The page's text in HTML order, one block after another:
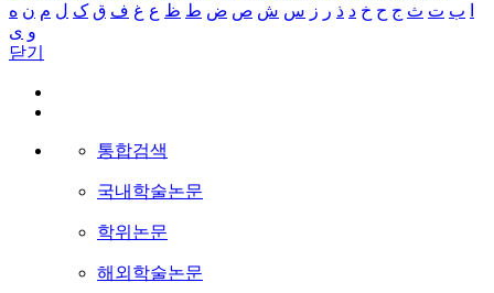
ب ت ث ج ح خ د ذ ر ز س ش ص ض ط ظ ع غ ف ق ک ل م ن ه
و ی
닫기
통합검색
국내학술논문
학위논문
해외학술논문